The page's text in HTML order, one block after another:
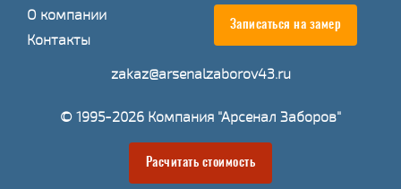
О компании
Контакты
Записаться на замер
zakaz@arsenalzaborov43.ru
© 1995-2026 Компания "Арсенал Заборов"
Расчитать стоимость